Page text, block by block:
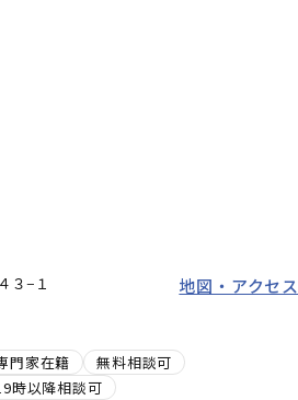
３−１ 地図・アクセス
門家在籍
無料相談可
時以降相談可